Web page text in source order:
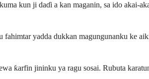
kun ji daɗi a kan maganin, sa ido akai-
yadda dukkan magungunanku ke
ƙarfin jininku ya ragu sosai. Rubuta